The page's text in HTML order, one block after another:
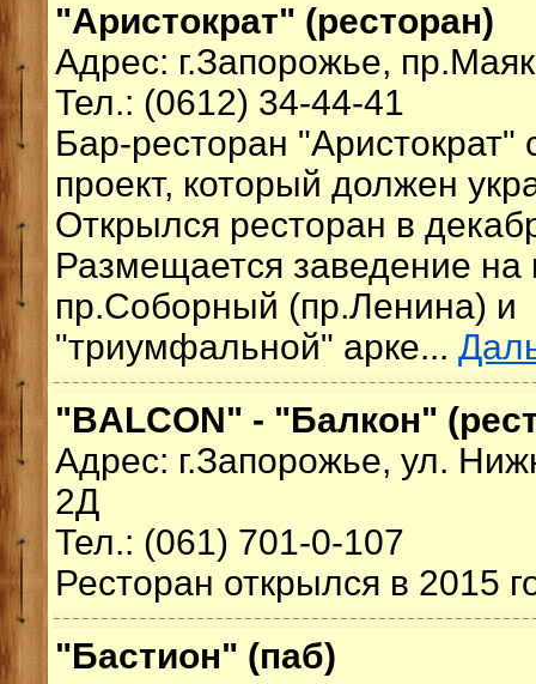
"Аристократ" (ресторан)
Адрес: г.Запорожье,
Тел.: (0612) 34-44-41
Бар-ресторан "Аристократ"
проект, который должен
Открылся ресторан в
Размещается заведение на
пр.Соборный (пр.Ленина) и
"триумфальной" арке...
"BALCON" - "Балкон"
Адрес: г.Запорожье, ул.
2Д
Тел.: (061) 701-0-107
Ресторан открылся в 2015
"Бастион" (паб)